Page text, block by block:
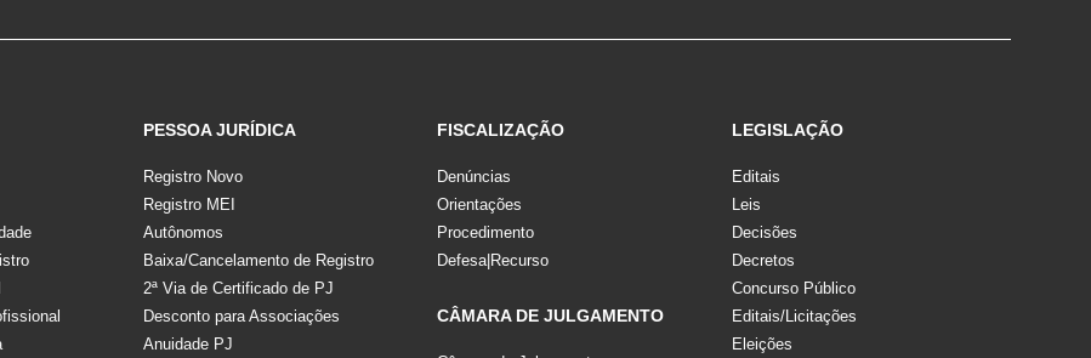
PESSOA JURÍDICA
Registro Novo
Registro MEI
Autônomos
Baixa/Cancelamento de Registro
2ª Via de Certificado de PJ
Desconto para Associações
Anuidade PJ
FISCALIZAÇÃO
Denúncias
Orientações
Procedimento
Defesa|Recurso
CÂMARA DE JULGAMENTO
LEGISLAÇÃO
Editais
Leis
Decisões
Decretos
Concurso Público
Editais/Licitações
Eleições